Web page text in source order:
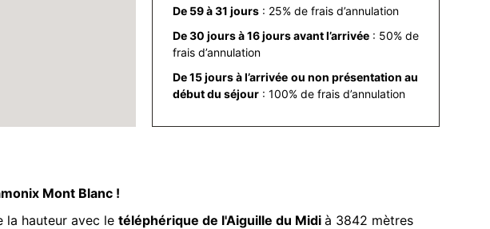
De 59 à 31 jours : 25% de frais d’annulation
De 30 jours à 16 jours avant l’arrivée : 50% de
frais d’annulation
De 15 jours à l’arrivée ou non présentation au
début du séjour : 100% de frais d’annulation
Mont Blanc !
la hauteur avec le téléphérique de l'Aiguille du Midi à 3842 mètres